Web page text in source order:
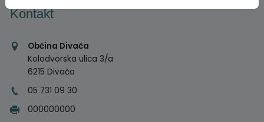
Kontakt
Občina Divača
Kolodvorska ulica 3/a
6215 Divača
05 731 09 30
000000000